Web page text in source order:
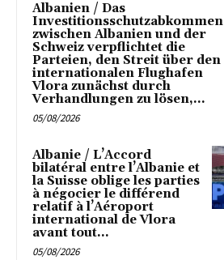
Albanien / Das
Investitionsschutzabkommen
zwischen Albanien und der
Schweiz verpflichtet die
Parteien, den Streit über den
internationalen Flughafen
Vlora zunächst durch
Verhandlungen zu lösen,...
05/08/2026
Albanie / L’Accord
bilatéral entre l’Albanie et
la Suisse oblige les parties
à négocier le différend
relatif à l’Aéroport
international de Vlora
avant tout...
05/08/2026